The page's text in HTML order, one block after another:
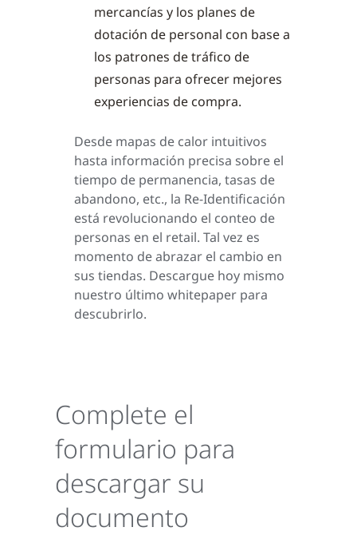
mercancías y los planes de
dotación de personal con base a
los patrones de tráfico de
personas para ofrecer mejores
experiencias de compra.
Desde mapas de calor intuitivos
hasta información precisa sobre el
tiempo de permanencia, tasas de
abandono, etc., la Re-Identificación
está revolucionando el conteo de
personas en el retail. Tal vez es
momento de abrazar el cambio en
sus tiendas. Descargue hoy mismo
nuestro último whitepaper para
descubrirlo.
Complete el
formulario para
descargar su
documento